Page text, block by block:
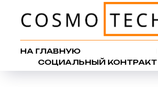
НА ГЛАВНУЮ
СОЦИАЛЬНЫЙ КОНТРАКТ